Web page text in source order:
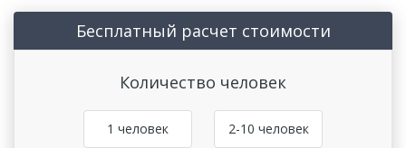
Бесплатный расчет стоимости
Количество человек
1 человек 2-10 человек